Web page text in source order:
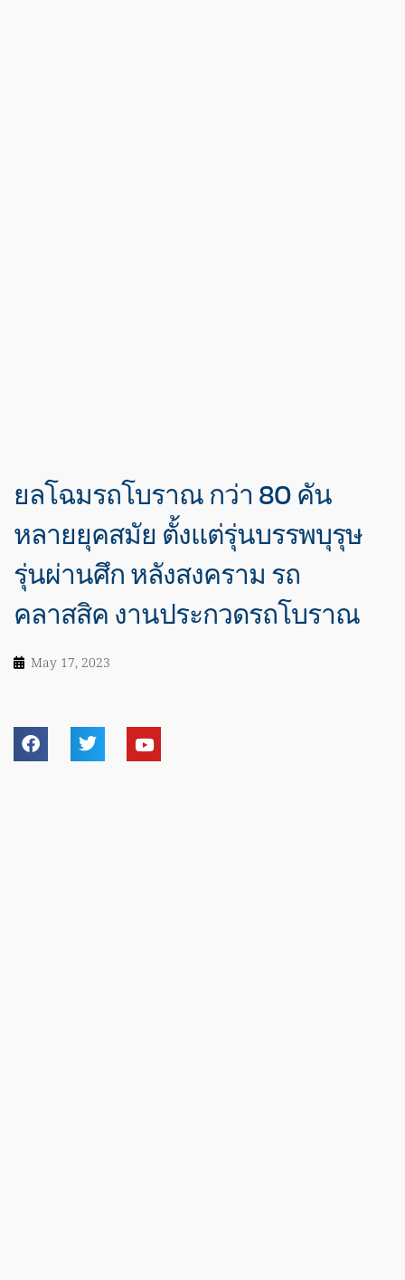
ยลโฉมรถโบราณ กว่า 80 คัน
หลายยุคสมัย ตั้งแต่รุ่นบรรพบุรุษ
รุ่นผ่านศึก หลังสงคราม รถ
คลาสสิค งานประกวดรถโบราณ
May 17, 2023